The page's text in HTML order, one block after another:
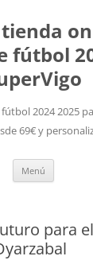
fútbol
2024 2025
69€ y
Menú
para el